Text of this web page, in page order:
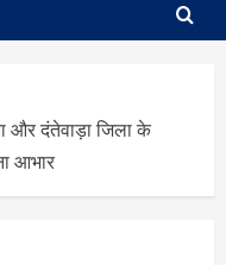
और दंतेवाड़ा जिला के
आभार